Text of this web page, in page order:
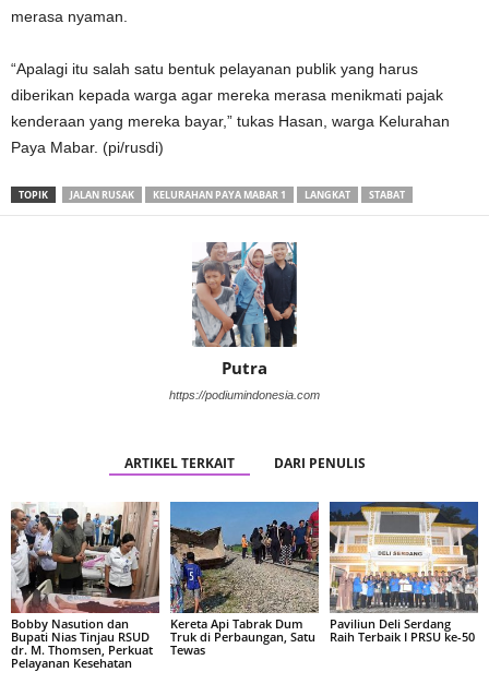
merasa nyaman.
“Apalagi itu salah satu bentuk pelayanan publik yang harus
diberikan kepada warga agar mereka merasa menikmati pajak
kenderaan yang mereka bayar,” tukas Hasan, warga Kelurahan
Paya Mabar. (pi/rusdi)
TOPIK JALAN RUSAK KELURAHAN PAYA MABAR 1 LANGKAT STABAT
Putra
https://podiumindonesia.com
ARTIKEL TERKAIT DARI PENULIS
Bobby Nasution dan
Bupati Nias Tinjau RSUD
dr. M. Thomsen, Perkuat
Pelayanan Kesehatan
Kereta Api Tabrak Dum
Truk di Perbaungan, Satu
Tewas
Paviliun Deli Serdang
Raih Terbaik I PRSU ke-50